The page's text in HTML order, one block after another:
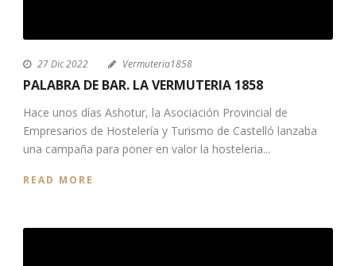
27 Dic 2022 Vermuteria1858
PALABRA DE BAR. LA VERMUTERIA 1858
Hace unos días Ashotur, la Asociación Provincial de
Empresarios de Hostelería y Turismo de Castelló lanzaba
una campaña para poner en valor la hosteleria...
READ MORE